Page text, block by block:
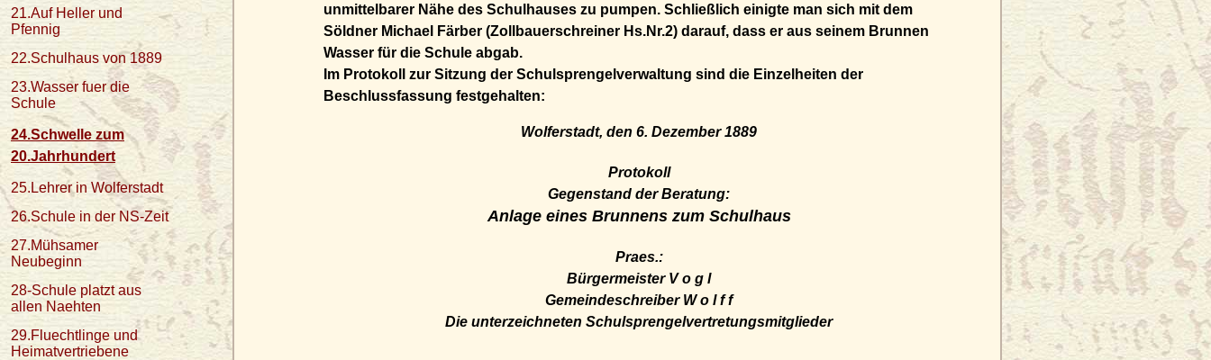
unmittelbarer Nähe des Schulhauses zu pumpen. Schließlich einigte man sich mit dem
Söldner Michael Färber (Zollbauerschreiner Hs.Nr.2) darauf, dass er aus seinem Brunnen
Wasser für die Schule abgab.
Im Protokoll zur Sitzung der Schulsprengelverwaltung sind die Einzelheiten der
Beschlussfassung festgehalten:
Wolferstadt, den 6. Dezember 1889
Protokoll
Gegenstand der Beratung:
Anlage eines Brunnens zum Schulhaus
Praes.:
Bürgermeister V o g l
Gemeindeschreiber W o l f f
Die unterzeichneten Schulsprengelvertretungsmitglieder
21.Auf Heller und
Pfennig
22.Schulhaus von 1889
23.Wasser fuer die
Schule
24.Schwelle zum
20.Jahrhundert
25.Lehrer in Wolferstadt
26.Schule in der NS-Zeit
27.Mühsamer
Neubeginn
28-Schule platzt aus
allen Naehten
29.Fluechtlinge und
Heimatvertriebene